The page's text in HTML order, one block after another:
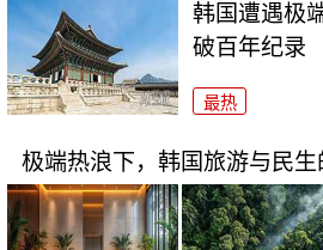
韩国遭遇极
破百年纪录
最热
极端热浪下，韩国旅游与民